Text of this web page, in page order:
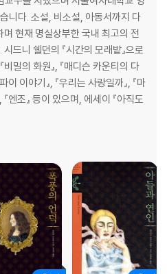
니다. 소설, 비소설, 아동서까지 다
현재 명실상부한 국내 최고의 전
드니 쉘던의 『시간의 모래밭』으로
비밀의 화원』, 『매디슨 카운티의 다
이 이야기』, 『우리는 사랑일까』, 『마
엔조』 등이 있으며, 에세이 『아직도